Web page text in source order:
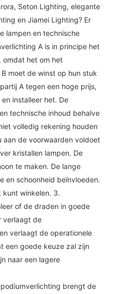
Seton Lighting, elegante
en Jiamei Lighting? Er
lampen en technische
A is in principe het
omdat het om het
moet de winst op hun stuk
A tegen een hoge prijs,
installeer het. De
technische inhoud behalve
volledig rekening houden
aan de voorwaarden voldoet
kristallen lampen. De
te maken. De lange
en schoonheid beïnvloeden.
kunt winkelen. 3.
of de draden in goede
verlaagt de
verlaagt de operationele
een goede keuze zal zijn
naar een lagere
brengt de